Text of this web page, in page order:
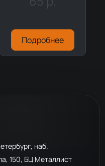
Подробнее
наб.
150, БЦ Металлист